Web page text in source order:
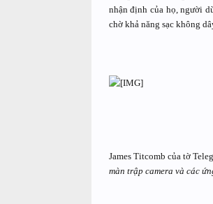
nhận định của họ, người
chờ khả năng sạc không
James Titcomb của tờ
màn trập camera và các